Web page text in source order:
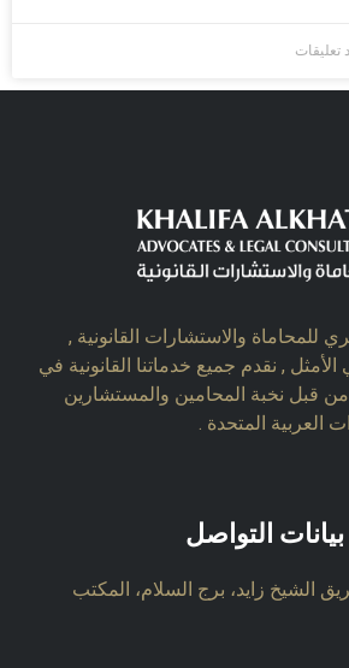
تعليقات
للمحاماة والاستشارات القانونية ,
الأمثل , نقدم جميع خدماتنا القانونية في
قبل نخبة المحامين والمستشارين
العربية المتحدة .
بيانات التواصل
الشيخ زايد، برج السلام، المكتب